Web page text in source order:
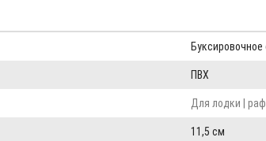
ПВХ
Для лодки |
11,5 см